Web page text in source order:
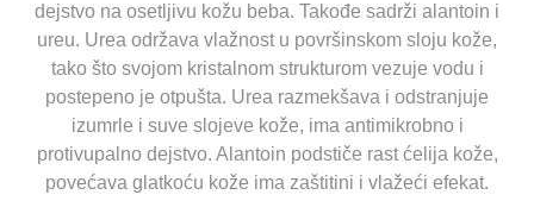
dejstvo na osetljivu kožu beba. Takođe sadrži alantoin i
ureu. Urea održava vlažnost u površinskom sloju kože,
tako što svojom kristalnom strukturom vezuje vodu i
postepeno je otpušta. Urea razmekšava i odstranjuje
izumrle i suve slojeve kože, ima antimikrobno i
protivupalno dejstvo. Alantoin podstiče rast ćelija kože,
povećava glatkoću kože ima zaštitini i vlažeći efekat.